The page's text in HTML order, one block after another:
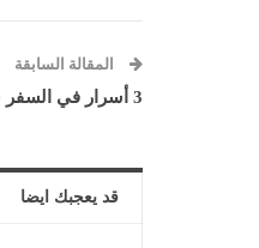
المقالة السابقة
3 أسرار في السفر ستكسب الوقت والمال عندما تعرفها
قد يعجبك ايضا